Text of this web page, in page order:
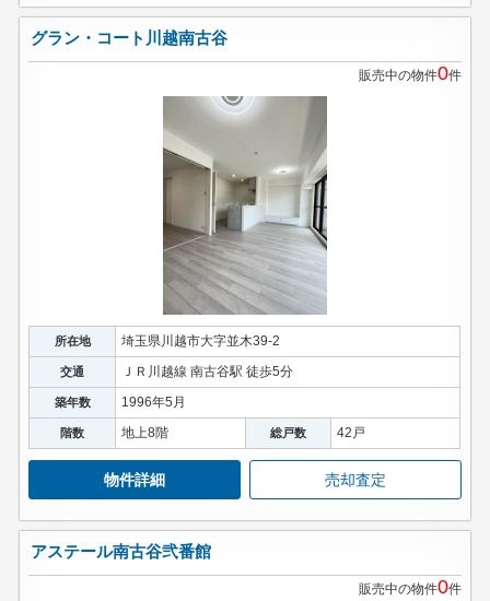
グラン・コート川越南古谷
販売中の物件0件
所在地 埼玉県川越市大字並木39-2
交通 ＪＲ川越線 南古谷駅 徒歩5分
築年数 1996年5月
階数 地上8階 総戸数 42戸
物件詳細 売却査定
アステール南古谷弐番館
販売中の物件0件